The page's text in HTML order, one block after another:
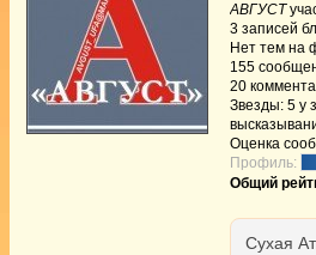
АВГУСТ
3 записей
Нет тем на
155
20
Звезды: 5 у
Оценка
Профиль:
Общий
Сухая